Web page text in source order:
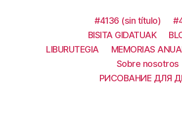
#4136 (sin título)
BISITA GIDATUAK
LIBURUTEGIA
MEMORIAS
Sobre nosotros
РИСОВАНИЕ ДЛЯ